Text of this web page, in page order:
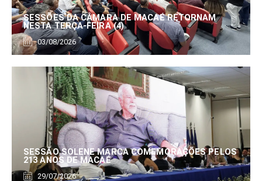
SESSÕES DA CÂMARA DE MACAÉ RETORNAM
NESTA TERÇA-FEIRA (4)
03/08/2026
SESSÃO SOLENE MARCA COMEMORAÇÕES PELOS
213 ANOS DE MACAÉ
29/07/2026